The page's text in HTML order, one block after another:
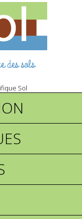
des sols
Sol